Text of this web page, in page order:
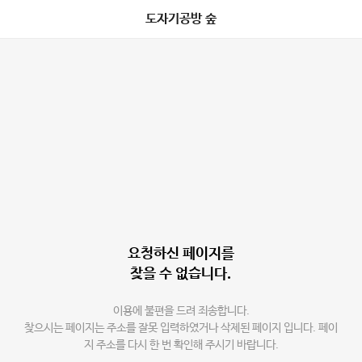
도자기공방 숲
요청하신 페이지를
찾을 수 없습니다.
이용에 불편을 드려 죄송합니다.
찾으시는 페이지는 주소를 잘못 입력하였거나 삭제된 페이지 입니다. 페이
지 주소를 다시 한 번 확인해 주시기 바랍니다.